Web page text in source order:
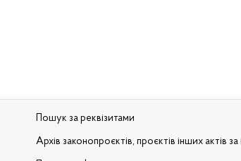
Пошук за реквізитами
Архів законопроєктів, проєктів інших актів за